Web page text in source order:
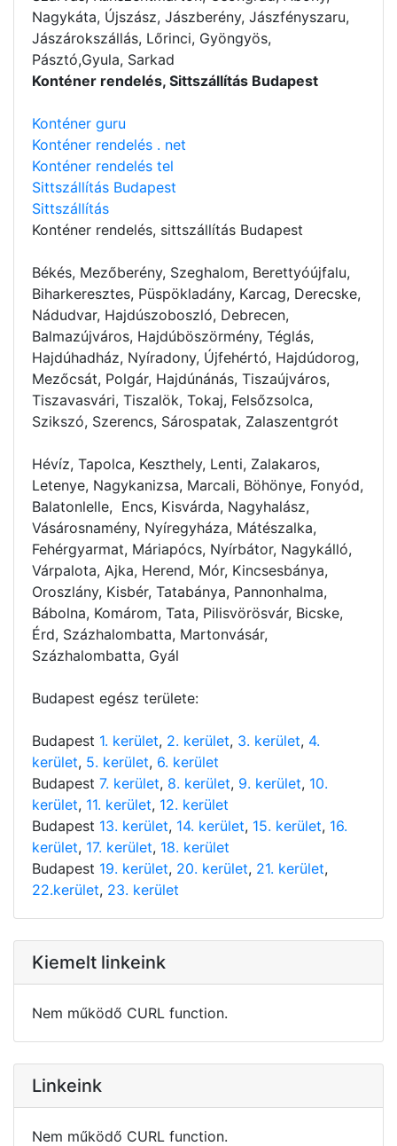
Nagykáta, Újszász, Jászberény, Jászfényszaru,
Jászárokszállás, Lőrinci, Gyöngyös,
Pásztó,Gyula, Sarkad
Konténer rendelés, Sittszállítás Budapest
Konténer guru
Konténer rendelés . net
Konténer rendelés tel
Sittszállítás Budapest
Sittszállítás
Konténer rendelés, sittszállítás Budapest
Békés, Mezőberény, Szeghalom, Berettyóújfalu,
Biharkeresztes, Püspökladány, Karcag, Derecske,
Nádudvar, Hajdúszoboszló, Debrecen,
Balmazújváros, Hajdúböszörmény, Téglás,
Hajdúhadház, Nyíradony, Újfehértó, Hajdúdorog,
Mezőcsát, Polgár, Hajdúnánás, Tiszaújváros,
Tiszavasvári, Tiszalök, Tokaj, Felsőzsolca,
Szikszó, Szerencs, Sárospatak, Zalaszentgrót
Hévíz, Tapolca, Keszthely, Lenti, Zalakaros,
Letenye, Nagykanizsa, Marcali, Böhönye, Fonyód,
Balatonlelle, Encs, Kisvárda, Nagyhalász,
Vásárosnamény, Nyíregyháza, Mátészalka,
Fehérgyarmat, Máriapócs, Nyírbátor, Nagykálló,
Várpalota, Ajka, Herend, Mór, Kincsesbánya,
Oroszlány, Kisbér, Tatabánya, Pannonhalma,
Bábolna, Komárom, Tata, Pilisvörösvár, Bicske,
Érd, Százhalombatta, Martonvásár,
Százhalombatta, Gyál
Budapest egész területe:
Budapest 1. kerület, 2. kerület, 3. kerület, 4.
kerület, 5. kerület, 6. kerület
Budapest 7. kerület, 8. kerület, 9. kerület, 10.
kerület, 11. kerület, 12. kerület
Budapest 13. kerület, 14. kerület, 15. kerület, 16.
kerület, 17. kerület, 18. kerület
Budapest 19. kerület, 20. kerület, 21. kerület,
22.kerület, 23. kerület
Kiemelt linkeink
Nem működő CURL function.
Linkeink
Nem működő CURL function.